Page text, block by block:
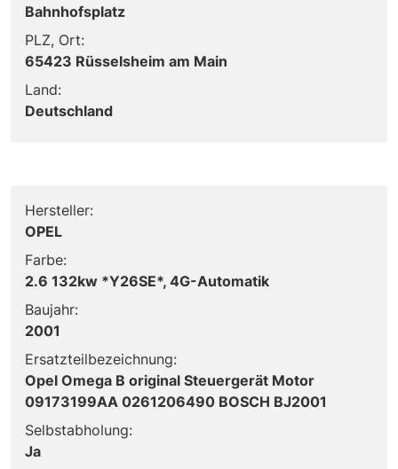
Bahnhofsplatz
PLZ, Ort:
65423 Rüsselsheim am Main
Land:
Deutschland
Hersteller:
OPEL
Farbe:
2.6 132kw *Y26SE*, 4G-Automatik
Baujahr:
2001
Ersatzteilbezeichnung:
Opel Omega B original Steuergerät Motor
09173199AA 0261206490 BOSCH BJ2001
Selbstabholung:
Ja